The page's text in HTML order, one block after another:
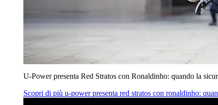
U‑Power presenta Red Stratos con Ronaldinho: quando la
Scopri di più u‑power presenta red stratos con ronaldinho: